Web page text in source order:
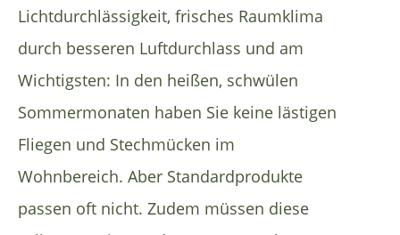
Lichtdurchlässigkeit, frisches Raumklima
durch besseren Luftdurchlass und am
Wichtigsten: In den heißen, schwülen
Sommermonaten haben Sie keine lästigen
Fliegen und Stechmücken im
Wohnbereich. Aber Standardprodukte
passen oft nicht. Zudem müssen diese